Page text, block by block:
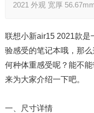
2021 外观 宽厚
联想小新air15 2021款是
验感受的笔记本哦，那
何种体重感受呢？能不
来为大家介绍一下吧。
一、尺寸详情